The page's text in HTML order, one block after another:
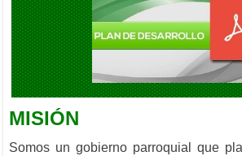
MISIÓN
Somos un gobierno parroquial que